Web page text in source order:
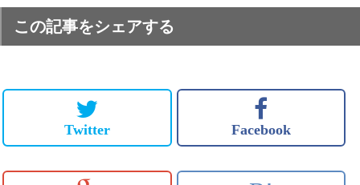
この記事をシェアする
Twitter Facebook